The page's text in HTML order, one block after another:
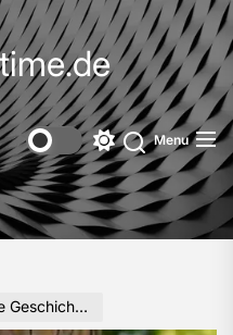
Switch
color
mode
Menu
Schicksal